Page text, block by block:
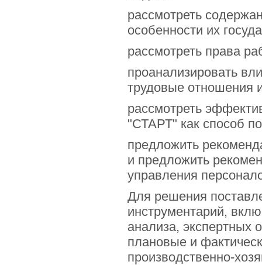
рассмотреть
особенности их
рассмотреть права
проанализировать
трудовые отношения
рассмотреть
"СТАРТ" как способ
предложить
и предложить
управления
Для решения
инструментарий,
анализа, экспертных
плановые и
производственно-